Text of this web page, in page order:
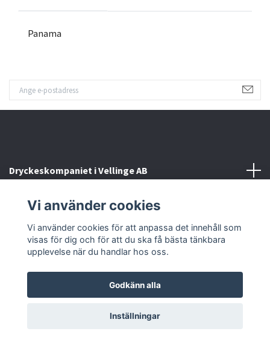
Panama
Dryckeskompaniet i Vellinge AB
Kontakta oss
Sociala medier
© 2026 Dryckeskompaniet i Vellinge
Vi använder cookies
Vi använder cookies för att anpassa det innehåll som
visas för dig och för att du ska få bästa tänkbara
upplevelse när du handlar hos oss.
Godkänn alla
Inställningar